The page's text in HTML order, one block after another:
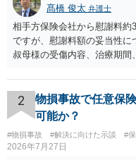
髙橋 俊太 弁護士
相手方保険会社から慰謝料約
ですが、慰謝料額の妥当性に
叔母様の受傷内容、治療期
確認する必要があります。
は、弁護士が介入すること
で、以下の資料・情報を準
をお勧めいたします。 ・相
示書類 ・叔母様の診断名、
・入院の有無、通院回数 ・
2
物損事故で任意保
可能か？
#物損事故 #解決に向けた示談 #
2026年7月27日